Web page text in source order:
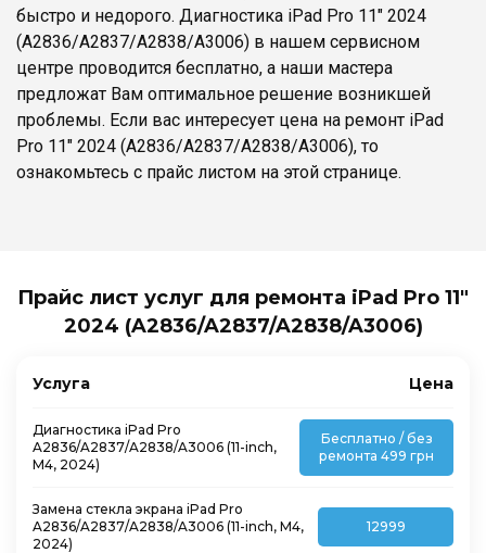
быстро и недорого. Диагностика iPad Pro 11" 2024
(A2836/A2837/A2838/A3006) в нашем сервисном
центре проводится бесплатно, а наши мастера
предложат Вам оптимальное решение возникшей
проблемы. Если вас интересует цена на ремонт iPad
Pro 11" 2024 (A2836/A2837/A2838/A3006), то
ознакомьтесь с прайс листом на этой странице.
Прайс лист услуг для ремонта iPad Pro 11"
2024 (A2836/A2837/A2838/A3006)
Услуга Цена
Диагностика iPad Pro
A2836/A2837/A2838/A3006 (11-inch,
M4, 2024)
Бесплатно / без
ремонта 499 грн
Замена стекла экрана iPad Pro
A2836/A2837/A2838/A3006 (11-inch, M4,
2024)
12999